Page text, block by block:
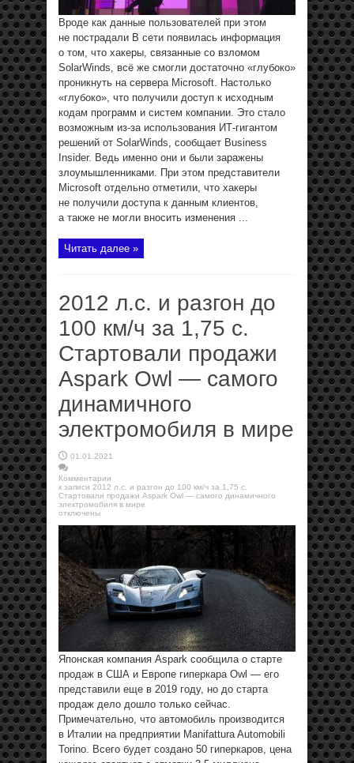
Вроде как данные пользователей при этом
не пострадали В сети появилась информация
о том, что хакеры, связанные со взломом
SolarWinds, всё же смогли достаточно «глубоко»
проникнуть на сервера Microsoft. Настолько
«глубоко», что получили доступ к исходным
кодам программ и систем компании. Это стало
возможным из-за использования ИТ-гигантом
решений от SolarWinds, сообщает Business
Insider. Ведь именно они и были заражены
злоумышленниками. При этом представители
Microsoft отдельно отметили, что хакеры
не получили доступа к данным клиентов,
а также не могли вносить изменения ...
Читать далее »
2012 л.с. и разгон до
100 км/ч за 1,75 с.
Стартовали продажи
Aspark Owl — самого
динамичного
электромобиля в мире
01.01.2021
Комментарии
к записи 2012 л.с. и разгон до 100 км/ч за 1,75 с.
Стартовали продажи Aspark Owl — самого динамичного
электромобиля в мире
отключены
Японская компания Aspark сообщила о старте
продаж в США и Европе гиперкара Owl — его
представили еще в 2019 году, но до старта
продаж дело дошло только сейчас.
Примечательно, что автомобиль производится
в Италии на предприятии Manifattura Automobili
Torino. Всего будет создано 50 гиперкаров, цена